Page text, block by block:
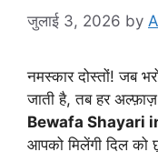
जुलाई 3, 2026 by
नमस्कार दोस्तों! जब
जाती है, तब हर
Bewafa Shayari
आपको मिलेंगी दिल को